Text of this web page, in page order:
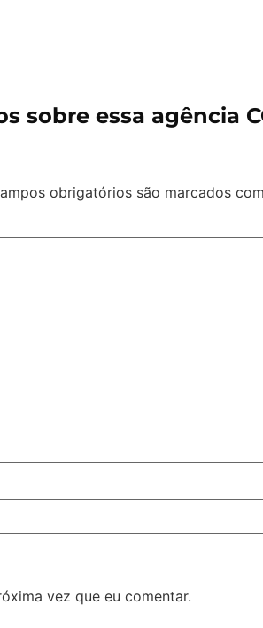
sobre essa agência
obrigatórios são marcados com
vez que eu comentar.